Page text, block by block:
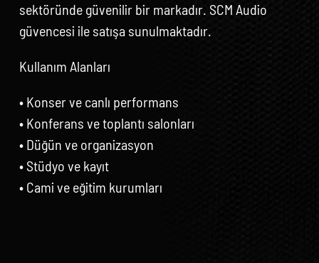
sektöründe güvenilir bir markadır. SCM Audio
güvencesi ile satışa sunulmaktadır.
Kullanım Alanları
• Konser ve canlı performans
• Konferans ve toplantı salonları
• Düğün ve organizasyon
• Stüdyo ve kayıt
• Cami ve eğitim kurumları